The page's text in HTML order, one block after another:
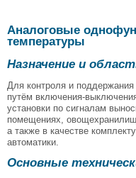
Аналоговые
температуры
Назначение и
Для контроля и поддержания
путём включения-
установки по сигналам
помещениях,
а также в качестве
автоматики.
Основные